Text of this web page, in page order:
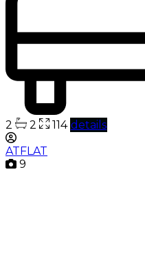
2 2 114 details
ATFLAT
9